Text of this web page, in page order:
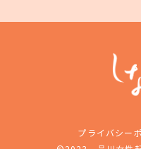
プライバシー